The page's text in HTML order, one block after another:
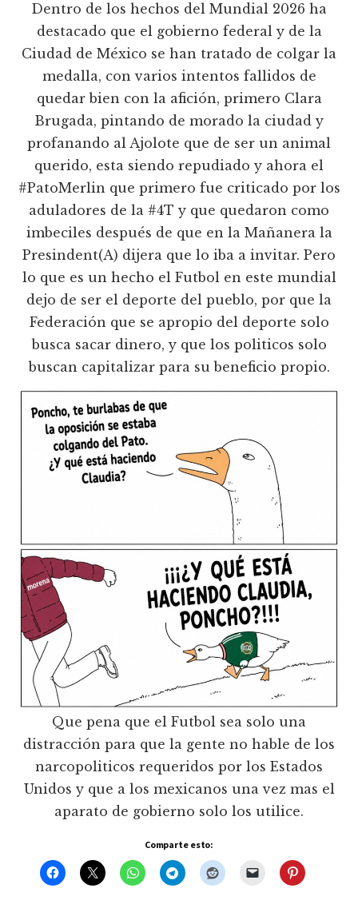
Dentro de los hechos del Mundial 2026 ha
destacado que el gobierno federal y de la
Ciudad de México se han tratado de colgar la
medalla, con varios intentos fallidos de
quedar bien con la afición, primero Clara
Brugada, pintando de morado la ciudad y
profanando al Ajolote que de ser un animal
querido, esta siendo repudiado y ahora el
#PatoMerlin que primero fue criticado por los
aduladores de la #4T y que quedaron como
imbeciles después de que en la Mañanera la
Presindent(A) dijera que lo iba a invitar. Pero
lo que es un hecho el Futbol en este mundial
dejo de ser el deporte del pueblo, por que la
Federación que se apropio del deporte solo
busca sacar dinero, y que los politicos solo
buscan capitalizar para su beneficio propio.
Que pena que el Futbol sea solo una
distracción para que la gente no hable de los
narcopoliticos requeridos por los Estados
Unidos y que a los mexicanos una vez mas el
aparato de gobierno solo los utilice.
Comparte esto: